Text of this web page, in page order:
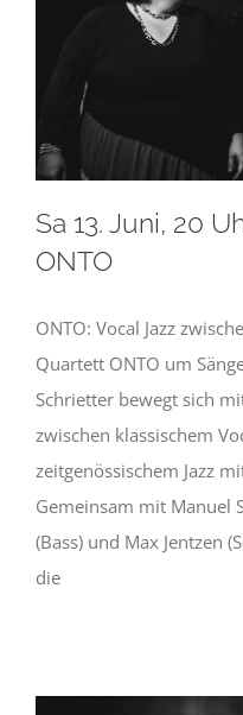
Kulturnetz
Sa 13. Juni, 20
ONTO
ONTO: Vocal Jazz
Quartett ONTO um
Schrietter bewegt sich
zwischen klassischem
zeitgenössischem Jazz
Gemeinsam mit Manuel
(Bass) und Max Jentzen
die